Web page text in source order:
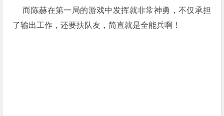
而陈赫在第一局的游戏中发挥就非常神勇，不仅承担
了输出工作，还要扶队友，简直就是全能兵啊！